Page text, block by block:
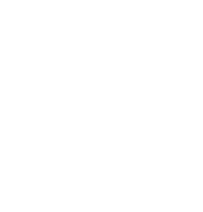
主題體驗